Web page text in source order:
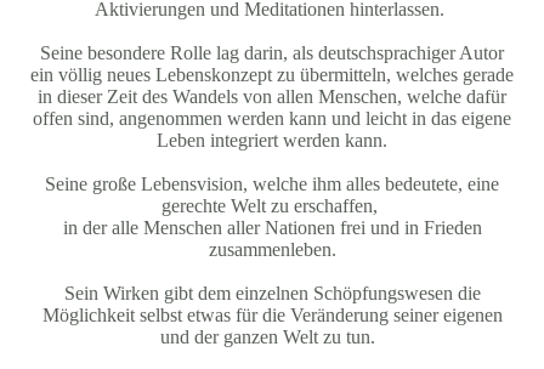
Aktivierungen und Meditationen hinterlassen.
Seine besondere Rolle lag darin, als deutschsprachiger Autor
ein völlig neues Lebenskonzept zu übermitteln, welches gerade
in dieser Zeit des Wandels von allen Menschen, welche dafür
offen sind, angenommen werden kann und leicht in das eigene
Leben integriert werden kann.
Seine große Lebensvision, welche ihm alles bedeutete, eine
gerechte Welt zu erschaffen,
in der alle Menschen aller Nationen frei und in Frieden
zusammenleben.
Sein Wirken gibt dem einzelnen Schöpfungswesen die
Möglichkeit selbst etwas für die Veränderung seiner eigenen
und der ganzen Welt zu tun.